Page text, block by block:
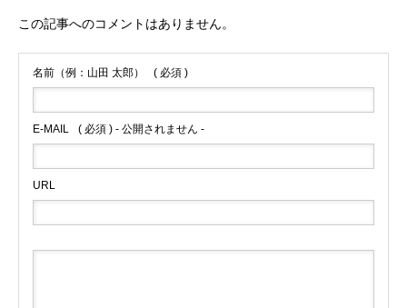
この記事へのコメントはありません。
名前（例：山田 太郎） ( 必須 )
E-MAIL ( 必須 ) - 公開されません -
URL